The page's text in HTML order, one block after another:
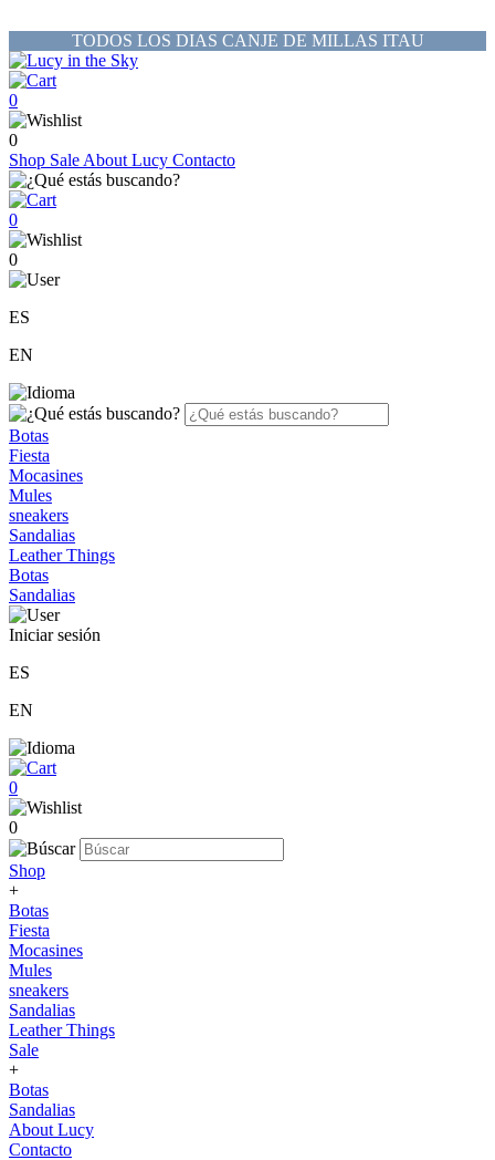
TODOS LOS DIAS CANJE DE MILLAS ITAU
0
0
Shop Sale About Lucy Contacto
0
0
ES
EN
Botas
Fiesta
Mocasines
Mules
sneakers
Sandalias
Leather Things
Botas
Sandalias
Iniciar sesión
ES
EN
0
0
Shop
+
Botas
Fiesta
Mocasines
Mules
sneakers
Sandalias
Leather Things
Sale
+
Botas
Sandalias
About Lucy
Contacto